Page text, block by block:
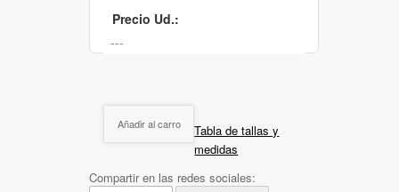
Precio Ud.:
Añadir al carro
Tabla de tallas y
medidas
Compartir en las redes sociales: